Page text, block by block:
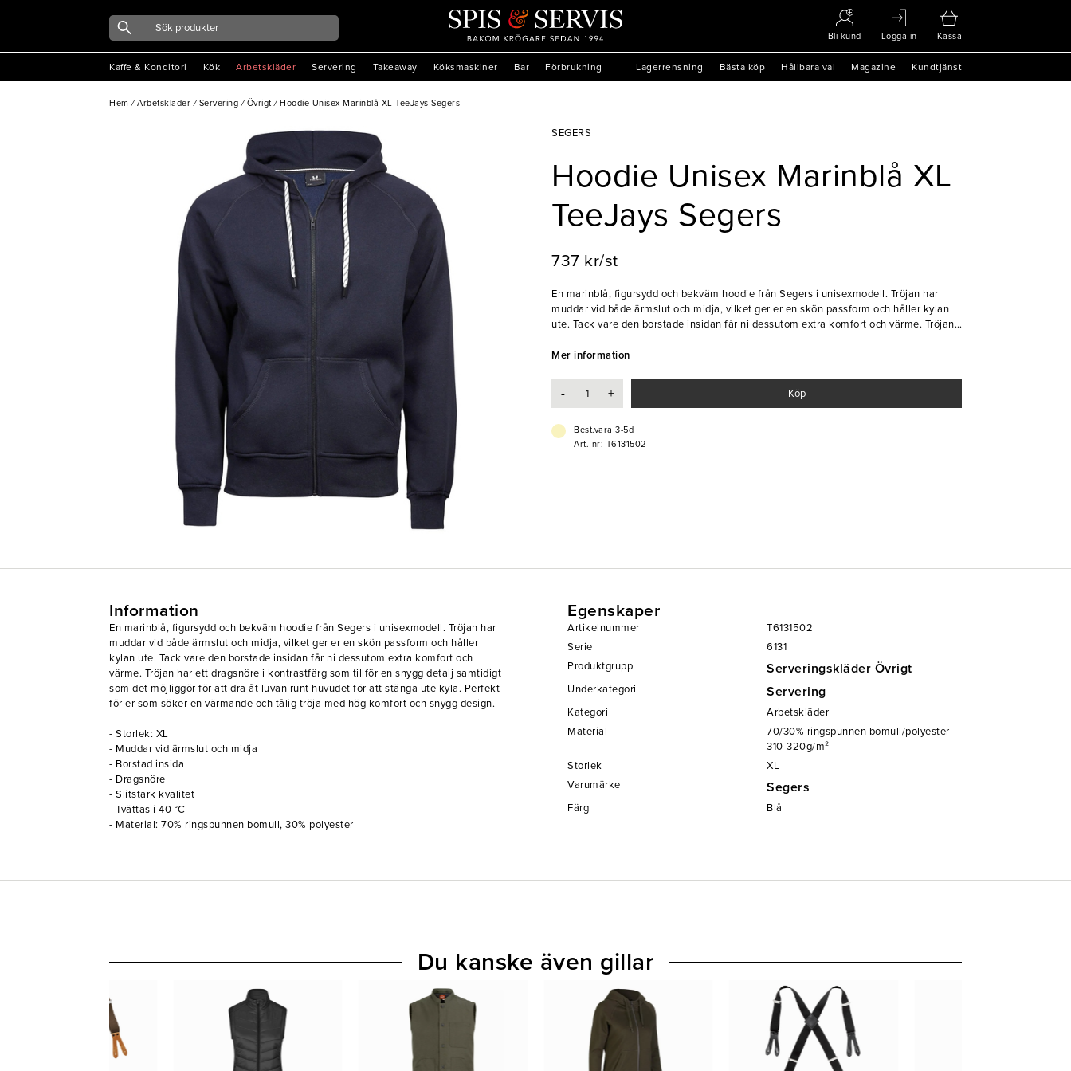
Bli kund Logga in Kassa
Kaffe & Konditori Kök Arbetskläder Servering Takeaway Köksmaskiner Bar Förbrukning Lagerrensning Bästa köp Hållbara val Magazine Kundtjänst
Hem / Arbetskläder / Servering / Övrigt / Hoodie Unisex Marinblå XL TeeJays Segers
SEGERS
Hoodie Unisex Marinblå XL
TeeJays Segers
737 kr/st
En marinblå, figursydd och bekväm hoodie från Segers i unisexmodell. Tröjan har
muddar vid både ärmslut och midja, vilket ger er en skön passform och håller kylan
ute. Tack vare den borstade insidan får ni dessutom extra komfort och värme. Tröjan
möjliggör för att dra åt luvan runt huvudet för att stänga ute kyla. Perfekt för er som
- Storlek: XL
- Borstad insida
- Dragsnöre
Mer information
- + Köp
Best.vara 3-5d
Art. nr: T6131502
Information
En marinblå, figursydd och bekväm hoodie från Segers i unisexmodell. Tröjan har
muddar vid både ärmslut och midja, vilket ger er en skön passform och håller
kylan ute. Tack vare den borstade insidan får ni dessutom extra komfort och
värme. Tröjan har ett dragsnöre i kontrastfärg som tillför en snygg detalj samtidigt
som det möjliggör för att dra åt luvan runt huvudet för att stänga ute kyla. Perfekt
för er som söker en värmande och tålig tröja med hög komfort och snygg design.
- Storlek: XL
- Muddar vid ärmslut och midja
- Borstad insida
- Dragsnöre
- Slitstark kvalitet
- Tvättas i 40 °C
- Material: 70% ringspunnen bomull, 30% polyester
Egenskaper
Artikelnummer
T6131502
Serie
6131
Produktgrupp
Serveringskläder Övrigt
Underkategori Servering
Kategori
Arbetskläder
Material
70/30% ringspunnen bomull/polyester -
310-320g/m²
Storlek
XL
Varumärke
Segers
Färg Blå
Du kanske även gillar